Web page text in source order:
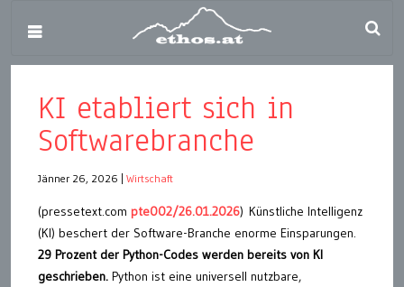
KI etabliert sich in
Softwarebranche
Jänner 26, 2026 Wirtschaft
(pressetext.com pte002/26.01.2026) Künstliche Intelligenz
(KI) beschert der Software-Branche enorme Einsparungen.
29 Prozent der Python-Codes werden bereits von KI
geschrieben. Python ist eine universell nutzbare,